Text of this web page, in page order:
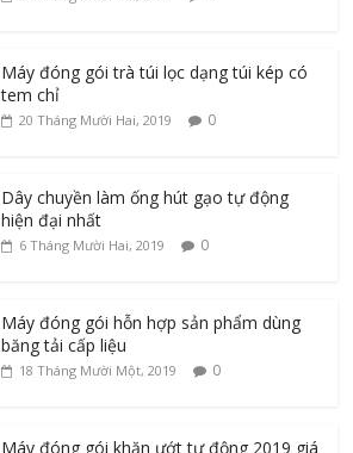
Máy đóng gói trà túi lọc dạng túi kép có
tem chỉ
20 Tháng Mười Hai, 2019 0
Dây chuyền làm ống hút gạo tự động
hiện đại nhất
6 Tháng Mười Hai, 2019 0
Máy đóng gói hỗn hợp sản phẩm dùng
băng tải cấp liệu
18 Tháng Mười Một, 2019 0
Máy đóng gói khăn ướt tự động 2019 giá